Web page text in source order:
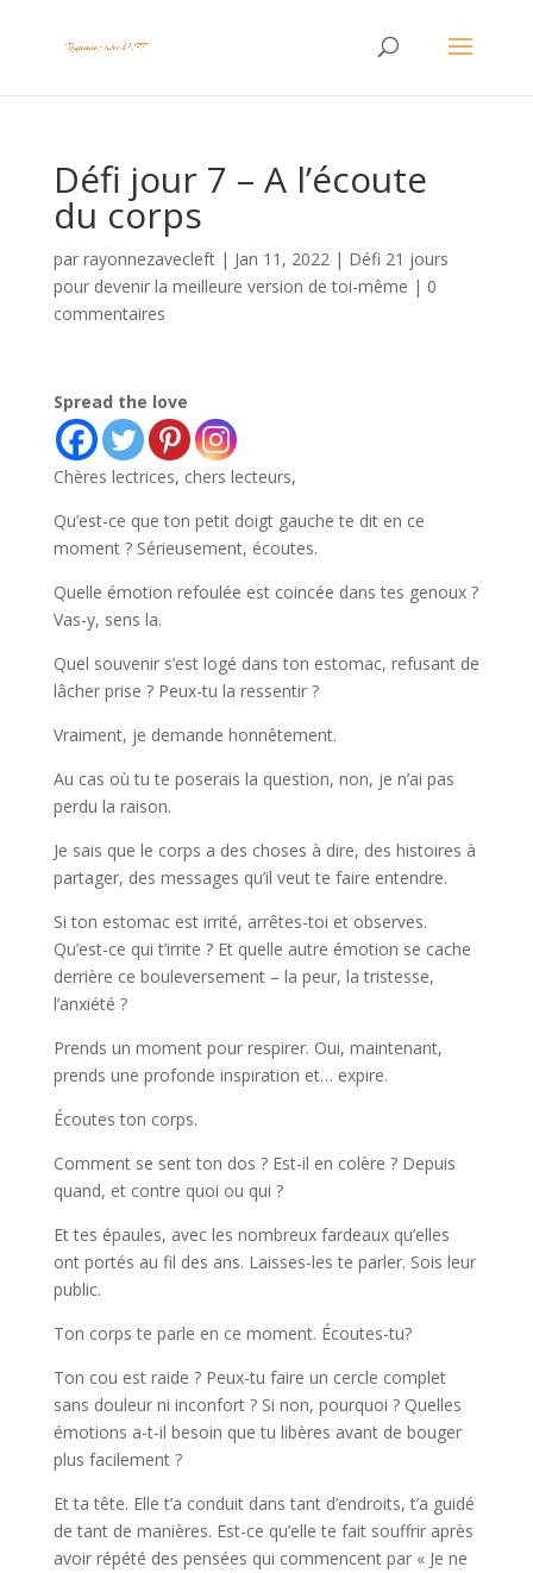
Défi jour 7 – A l’écoute
du corps
par rayonnezavecleft| Jan 11, 2022| Défi 21 jours
pour devenir la meilleure version de toi-même | 0
commentaires
Spread the love
Chères lectrices, chers lecteurs,
Qu’est-ce que ton petit doigt gauche te dit en ce
moment ? Sérieusement, écoutes.
Quelle émotion refoulée est coincée dans tes genoux ?
Vas-y, sens la.
Quel souvenir s’est logé dans ton estomac, refusant de
lâcher prise ? Peux-tu la ressentir ?
Vraiment, je demande honnêtement.
Au cas où tu te poserais la question, non, je n’ai pas
perdu la raison.
Je sais que le corps a des choses à dire, des histoires à
partager, des messages qu’il veut te faire entendre.
Si ton estomac est irrité, arrêtes-toi et observes.
Qu’est-ce qui t’irrite ? Et quelle autre émotion se cache
derrière ce bouleversement – la peur, la tristesse,
l’anxiété ?
Prends un moment pour respirer. Oui, maintenant,
prends une profonde inspiration et… expire.
Écoutes ton corps.
Comment se sent ton dos ? Est-il en colère ? Depuis
quand, et contre quoi ou qui ?
Et tes épaules, avec les nombreux fardeaux qu’elles
ont portés au fil des ans. Laisses-les te parler. Sois leur
public.
Ton corps te parle en ce moment. Écoutes-tu?
Ton cou est raide ? Peux-tu faire un cercle complet
sans douleur ni inconfort ? Si non, pourquoi ? Quelles
émotions a-t-il besoin que tu libères avant de bouger
plus facilement ?
Et ta tête. Elle t’a conduit dans tant d’endroits, t’a guidé
de tant de manières. Est-ce qu’elle te fait souffrir après
avoir répété des pensées qui commencent par « Je ne